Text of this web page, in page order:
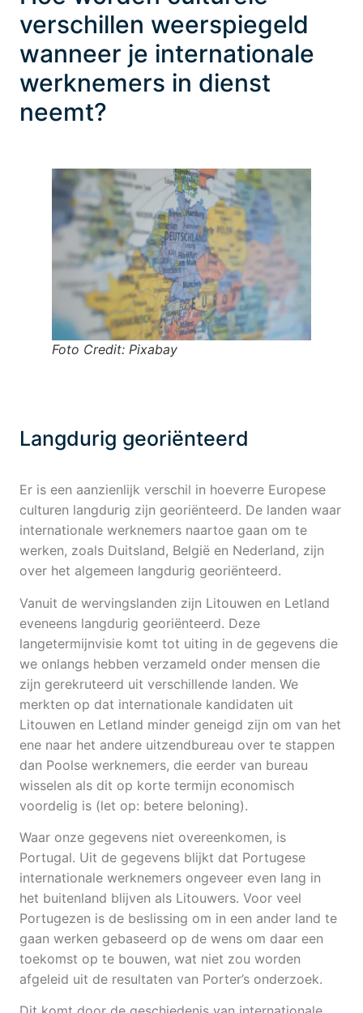
verschillen weerspiegeld
wanneer je internationale
werknemers in dienst
neemt?
Foto Credit: Pixabay
Langdurig georiënteerd
Er is een aanzienlijk verschil in hoeverre Europese
culturen langdurig zijn georiënteerd. De landen waar
internationale werknemers naartoe gaan om te
werken, zoals Duitsland, België en Nederland, zijn
over het algemeen langdurig georiënteerd.
Vanuit de wervingslanden zijn Litouwen en Letland
eveneens langdurig georiënteerd. Deze
langetermijnvisie komt tot uiting in de gegevens die
we onlangs hebben verzameld onder mensen die
zijn gerekruteerd uit verschillende landen. We
merkten op dat internationale kandidaten uit
Litouwen en Letland minder geneigd zijn om van het
ene naar het andere uitzendbureau over te stappen
dan Poolse werknemers, die eerder van bureau
wisselen als dit op korte termijn economisch
voordelig is (let op: betere beloning).
Waar onze gegevens niet overeenkomen, is
Portugal. Uit de gegevens blijkt dat Portugese
internationale werknemers ongeveer even lang in
het buitenland blijven als Litouwers. Voor veel
Portugezen is de beslissing om in een ander land te
gaan werken gebaseerd op de wens om daar een
toekomst op te bouwen, wat niet zou worden
afgeleid uit de resultaten van Porter’s onderzoek.